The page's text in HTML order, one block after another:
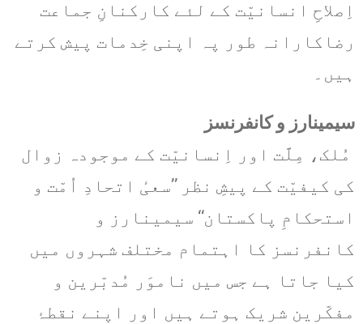
اِصلاحِ انسانیّت کے لئے کارکنانِ جماعت
رضاکارانہ طور پہ اپنی خِدمات پیش کرتے
ہیں۔
سیمینارز و کانفرنسز
مُلک، مِلَّت اور اِنسانیّت کے موجودہ زوال
کی کیفیّت کے پیشِ نظر ’’سعیٔ اتحادِ اُمّت و
استحکامِ پاکستان‘‘ سیمینارز و
کانفرنسز کا اہتمام مختلف شہروں میں
کیا جاتا ہے جس میں ناموَر مُدبّرین و
مفکّرین شریک ہوتے ہیں اور اپنے نقطۂ